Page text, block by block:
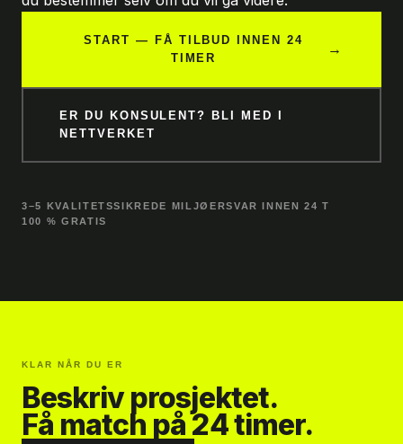
START — FÅ TILBUD INNEN 24
TIMER
→
ER DU KONSULENT? BLI MED I
NETTVERKET
3–5 KVALITETSSIKREDE MILJØERSVAR INNEN 24 T
100 % GRATIS
KLAR NÅR DU ER
Beskriv prosjektet.
Få match på 24 timer.